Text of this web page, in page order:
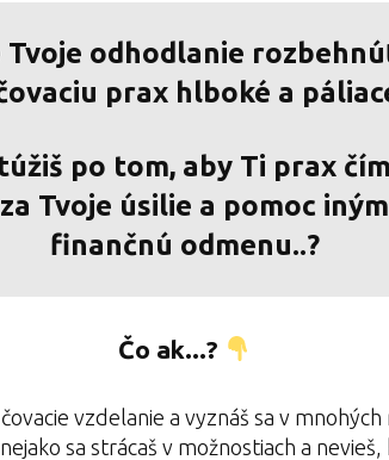
Tvoje odhodlanie
prax hlboké a
po tom, aby Ti prax
Tvoje úsilie a pomoc
finančnú odmenu..?
Čo ak...?
vzdelanie a vyznáš sa v
sa strácaš v možnostiach a nevieš,